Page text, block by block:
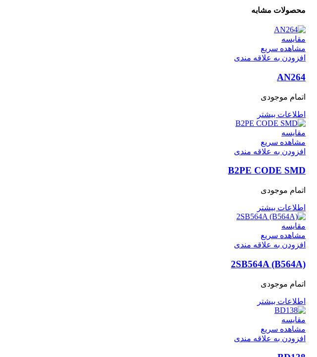
محصولات مشابه
مقایسه
مشاهده سریع
افزودن به علاقه مندی
AN264
اتمام موجودی
اطلاعات بیشتر
مقایسه
مشاهده سریع
افزودن به علاقه مندی
B2PE CODE SMD
اتمام موجودی
اطلاعات بیشتر
مقایسه
مشاهده سریع
افزودن به علاقه مندی
2SB564A (B564A)
اتمام موجودی
اطلاعات بیشتر
مقایسه
مشاهده سریع
افزودن به علاقه مندی